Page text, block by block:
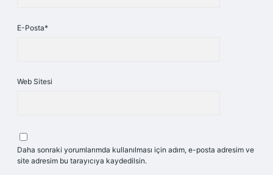
E-Posta*
Web Sitesi
Daha sonraki yorumlarımda kullanılması için adım, e-posta adresim ve
site adresim bu tarayıcıya kaydedilsin.